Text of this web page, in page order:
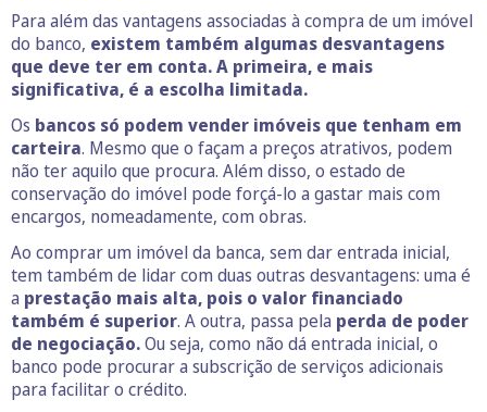
Para além das vantagens associadas à compra de um imóvel
do banco, existem também algumas desvantagens
que deve ter em conta. A primeira, e mais
significativa, é a escolha limitada.
Os bancos só podem vender imóveis que tenham em
carteira. Mesmo que o façam a preços atrativos, podem
não ter aquilo que procura. Além disso, o estado de
conservação do imóvel pode forçá-lo a gastar mais com
encargos, nomeadamente, com obras.
Ao comprar um imóvel da banca, sem dar entrada inicial,
tem também de lidar com duas outras desvantagens: uma é
a prestação mais alta, pois o valor financiado
também é superior. A outra, passa pela perda de poder
de negociação.Ou seja, como não dá entrada inicial, o
banco pode procurar a subscrição de serviços adicionais
para facilitar o crédito.